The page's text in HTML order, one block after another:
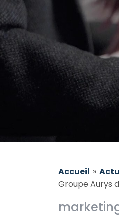
Accueil »
Groupe Aurys